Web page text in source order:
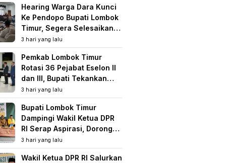
Hearing Warga Dara Kunci
Ke Pendopo Bupati Lombok
Timur, Segera Selesaikan
Konflik Agraria Eks HGU
Tanjung Kenanga
3 hari yang lalu
Pemkab Lombok Timur
Rotasi 36 Pejabat Eselon II
dan III, Bupati Tekankan
Peningkatan Kinerja dan
Pelayanan Publik
3 hari yang lalu
Bupati Lombok Timur
Dampingi Wakil Ketua DPR
RI Serap Aspirasi, Dorong
Program Strategis untuk
Kesejahteraan Masyarakat
3 hari yang lalu
Wakil Ketua DPR RI Salurkan